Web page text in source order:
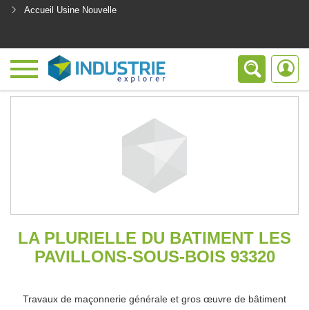
Accueil Usine Nouvelle
LA PLURIELLE DU BATIMENT LES
PAVILLONS-SOUS-BOIS 93320
Travaux de maçonnerie générale et gros œuvre de bâtiment